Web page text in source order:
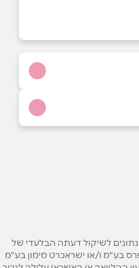
באינסטגרם
לשיקול דעתה הבלעדי של
בע"מ ו/או ישראכרט מימון בע"מ